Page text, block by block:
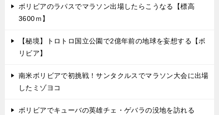
ボリビアのラパスでマラソン出場したらこうなる【標高
3600ｍ】
【秘境】トロトロ国立公園で2億年前の地球を妄想する【ボ
リビア】
南米ボリビアで初挑戦！サンタクルスでマラソン大会に出場
したミゾヨコ
ボリビアでキューバの英雄チェ・ゲバラの没地を訪れる